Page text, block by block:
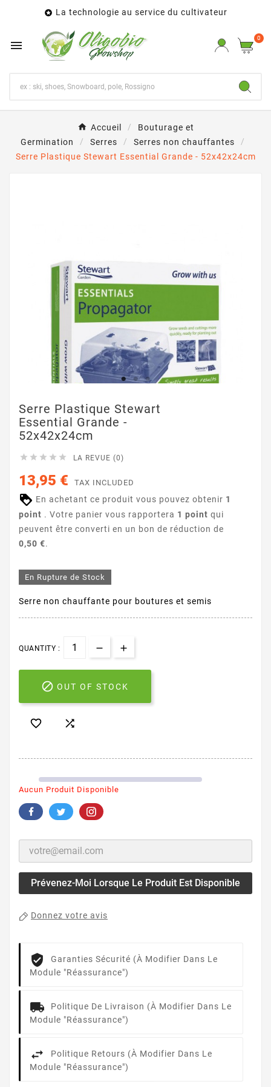
 La technologie au service du cultivateur

0
Accueil
Bouturage et
Germination
Serres
Serres non chauffantes
Serre Plastique Stewart Essential Grande - 52x42x24cm
Serre Plastique Stewart
Essential Grande -
52x42x24cm
     LA REVUE (0)
13,95 € TAX INCLUDED
En achetant ce produit vous pouvez obtenir 1
point . Votre panier vous rapportera 1 point qui
peuvent être converti en un bon de réduction de
0,50 €.
En Rupture de Stock
Serre non chauffante pour boutures et semis
QUANTITY :
 OUT OF STOCK
 
Aucun Produit Disponible
Prévenez-Moi Lorsque Le Produit Est Disponible
Donnez votre avis
Garanties Sécurité (à Modifier Dans Le
Module "Réassurance")
Politique De Livraison (à Modifier Dans Le
Module "Réassurance")
Politique Retours (à Modifier Dans Le
Module "Réassurance")